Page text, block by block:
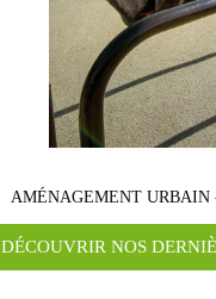
AMÉNAGEMENT URBAIN
DÉCOUVRIR NOS